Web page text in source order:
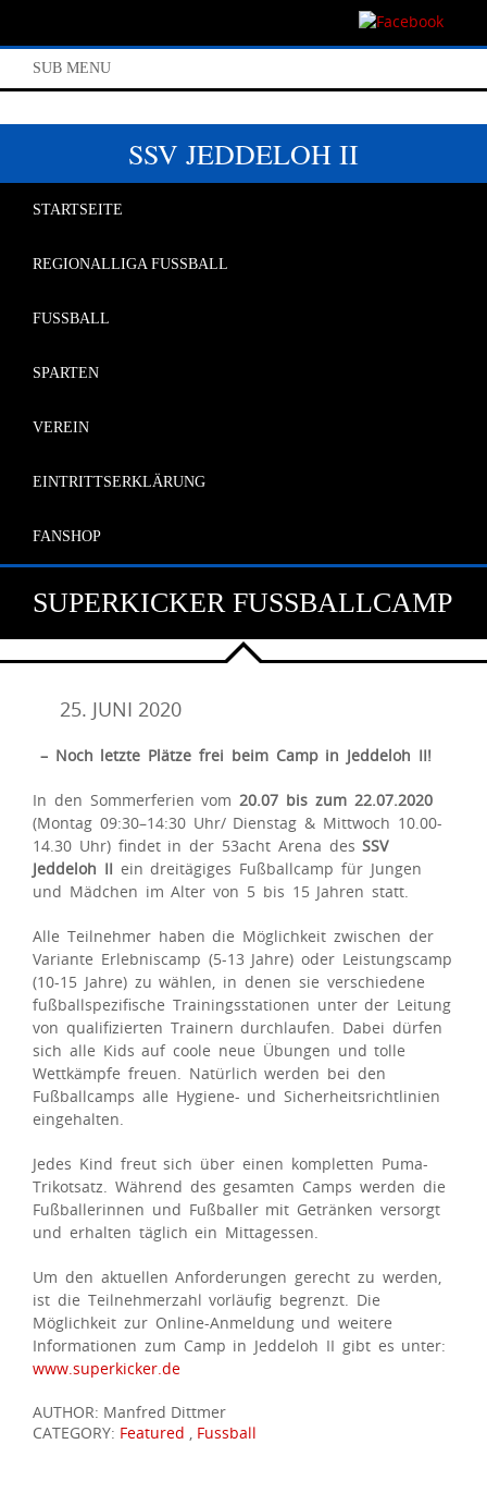
SUB MENU
SSV JEDDELOH II
STARTSEITE
REGIONALLIGA FUSSBALL
FUSSBALL
SPARTEN
VEREIN
EINTRITTSERKLÄRUNG
FANSHOP
SUPERKICKER FUSSBALLCAMP
25. JUNI 2020
– Noch letzte Plätze frei beim Camp in Jeddeloh II!
In den Sommerferien vom20.07 bis zum 22.07.2020
(Montag 09:30–14:30 Uhr/ Dienstag & Mittwoch 10.00-
14.30 Uhr) findet in der 53acht Arena desSSV
Jeddeloh II ein dreitägiges Fußballcamp für Jungen
und Mädchen im Alter von 5 bis 15 Jahren statt.
Alle Teilnehmer haben die Möglichkeit zwischen der
Variante Erlebniscamp (5-13 Jahre) oder Leistungscamp
(10-15 Jahre) zu wählen, in denen sie verschiedene
fußballspezifische Trainingsstationen unter der Leitung
von qualifizierten Trainern durchlaufen. Dabei dürfen
sich alle Kids auf coole neue Übungen und tolle
Wettkämpfe freuen. Natürlich werden bei den
Fußballcamps alle Hygiene- und Sicherheitsrichtlinien
eingehalten.
Jedes Kind freut sich über einen kompletten Puma-
Trikotsatz. Während des gesamten Camps werden die
Fußballerinnen und Fußballer mit Getränken versorgt
und erhalten täglich ein Mittagessen.
Um den aktuellen Anforderungen gerecht zu werden,
ist die Teilnehmerzahl vorläufig begrenzt. Die
Möglichkeit zur Online-Anmeldung und weitere
Informationen zum Camp in Jeddeloh II gibt es unter:
www.superkicker.de
AUTHOR: Manfred Dittmer
CATEGORY: Featured , Fussball